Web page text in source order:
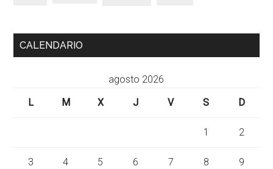
CALENDARIO
agosto 2026
L
M X J V S D
1 2
3 4 5 6 7 8 9